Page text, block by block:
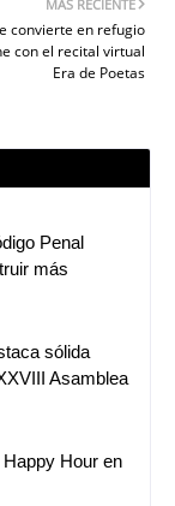
MÁS RECIENTE
convierte en refugio
con el recital virtual
Era de Poetas
Penal
más
sólida
Asamblea
Hour en